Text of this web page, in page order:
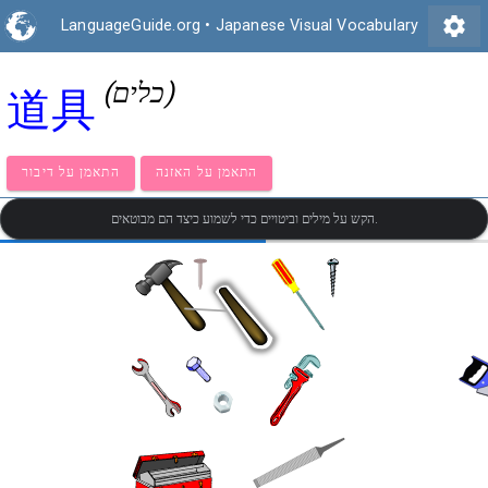
LanguageGuide.org • Japanese Visual Vocabulary settings
道具 (כלים)
התאמן על דיבור התאמן על האזנה
הקש על מילים וביטויים כדי לשמוע כיצד הם מבוטאים.